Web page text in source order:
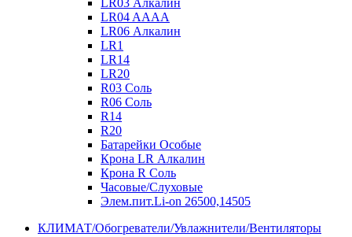
LR03 Алкалин
LR04 AAAA
LR06 Алкалин
LR1
LR14
LR20
R03 Соль
R06 Соль
R14
R20
Батарейки Особые
Крона LR Алкалин
Крона R Соль
Часовые/Слуховые
Элем.пит.Li-on 26500,14505
КЛИМАТ/Обогреватели/Увлажнители/Вентиляторы